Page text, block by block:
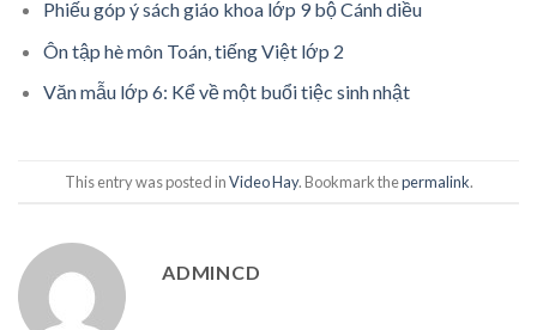
Phiếu góp ý sách giáo khoa lớp 9 bộ Cánh diều
Ôn tập hè môn Toán, tiếng Việt lớp 2
Văn mẫu lớp 6: Kể về một buổi tiệc sinh nhật
This entry was posted inVideo Hay. Bookmark thepermalink.
ADMINCD